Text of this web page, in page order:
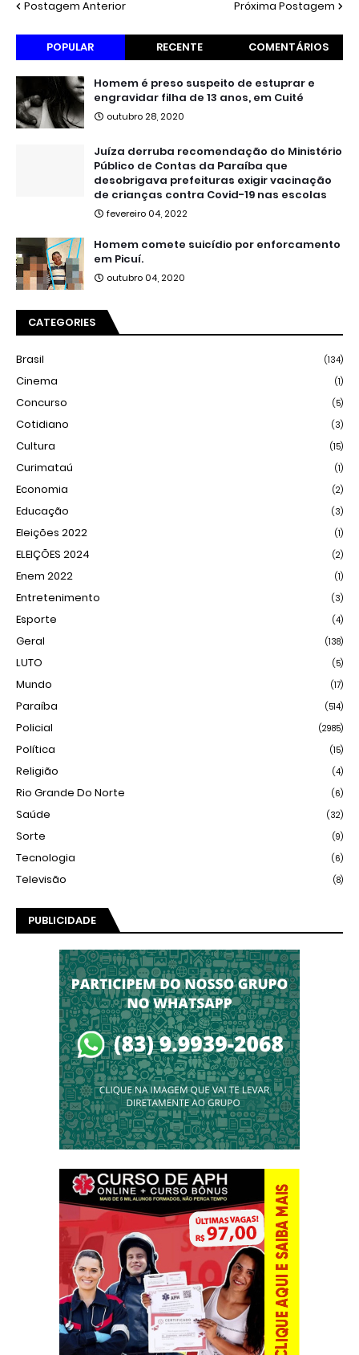
Postagem Anterior Próxima Postagem
POPULAR RECENTE COMENTÁRIOS
Homem é preso suspeito de estuprar e
engravidar filha de 13 anos, em Cuité
outubro 28, 2020
Juíza derruba recomendação do Ministério
Público de Contas da Paraíba que
desobrigava prefeituras exigir vacinação
de crianças contra Covid-19 nas escolas
fevereiro 04, 2022
Homem comete suicídio por enforcamento
em Picuí.
outubro 04, 2020
CATEGORIES
Brasil (134)
Cinema (1)
Concurso (5)
Cotidiano (3)
Cultura (15)
Curimataú (1)
Economia (2)
Educação (3)
Eleições 2022 (1)
ELEIÇÕES 2024 (2)
Enem 2022 (1)
Entretenimento (3)
Esporte (4)
Geral (138)
LUTO (5)
Mundo (17)
Paraíba (514)
Policial (2985)
Política (15)
Religião (4)
Rio Grande Do Norte (6)
Saúde (32)
Sorte (9)
Tecnologia (6)
Televisão (8)
PUBLICIDADE